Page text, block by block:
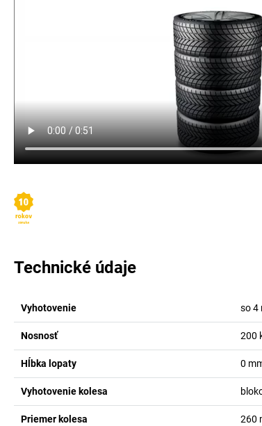
Technické údaje
Vyhotovenie so 4
Nosnosť 200
Hĺbka lopaty 0
Vyhotovenie kolesa
Priemer kolesa 260